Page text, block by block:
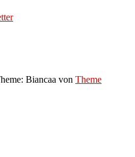
Biancaa von Theme